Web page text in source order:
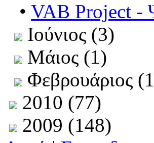
• VAB Project -
Ιούνιος (3)
Μάιος (1)
Φεβρουάριος
2010 (77)
2009 (148)